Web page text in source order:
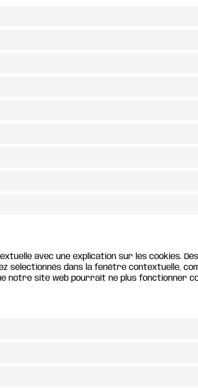
avec une explication sur les cookies.
sélectionnés dans la fenêtre contextuelle,
notre site web pourrait ne plus fonctionner